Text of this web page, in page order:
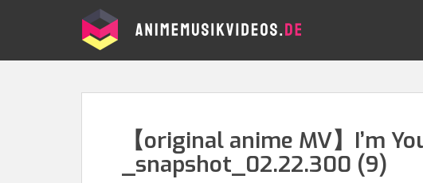
p
【original anime MV】I’m
_snapshot_02.22.300 (9)